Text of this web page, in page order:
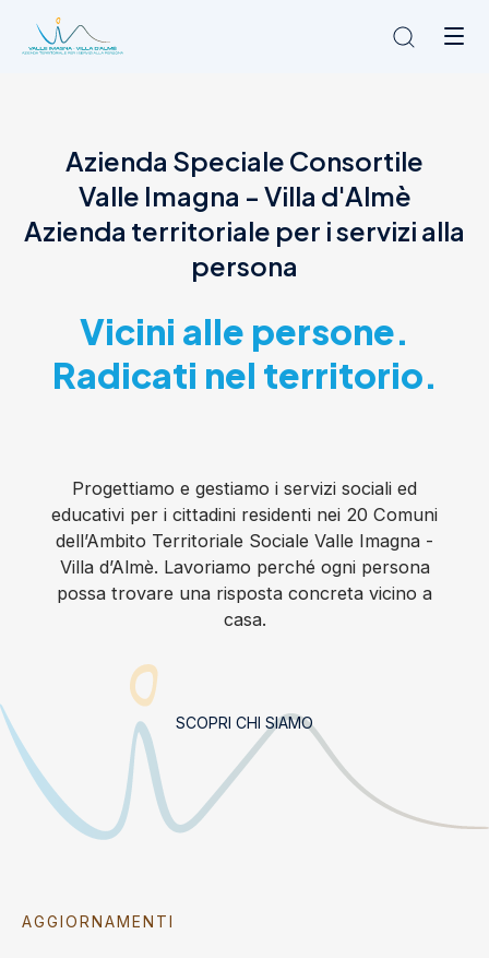
L'Ambito
Cosa facciamo
News
Amministrazione trasparente
Azienda Speciale Consortile
Valle Imagna - Villa d'Almè
Azienda territoriale per i servizi alla
persona
Vicini alle persone.
Radicati nel territorio.
Progettiamo e gestiamo i servizi sociali ed
educativi per i cittadini residenti nei 20 Comuni
dell’Ambito Territoriale Sociale Valle Imagna -
Villa d’Almè. Lavoriamo perché ogni persona
possa trovare una risposta concreta vicino a
casa.
SCOPRI CHI SIAMO
AGGIORNAMENTI